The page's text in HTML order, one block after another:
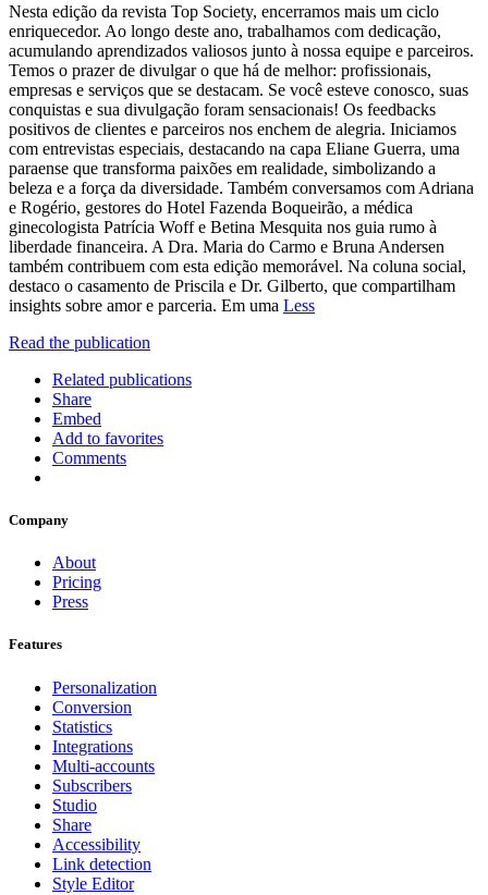
Nesta edição da revista Top Society, encerramos mais um ciclo
enriquecedor. Ao longo deste ano, trabalhamos com dedicação,
acumulando aprendizados valiosos junto à nossa equipe e parceiros.
Temos o prazer de divulgar o que há de melhor: profissionais,
empresas e serviços que se destacam. Se você esteve conosco, suas
conquistas e sua divulgação foram sensacionais! Os feedbacks
positivos de clientes e parceiros nos enchem de alegria. Iniciamos
com entrevistas especiais, destacando na capa Eliane Guerra, uma
paraense que transforma paixões em realidade, simbolizando a
beleza e a força da diversidade. Também conversamos com Adriana
e Rogério, gestores do Hotel Fazenda Boqueirão, a médica
ginecologista Patrícia Woff e Betina Mesquita nos guia rumo à
liberdade financeira. A Dra. Maria do Carmo e Bruna Andersen
também contribuem com esta edição memorável. Na coluna social,
destaco o casamento de Priscila e Dr. Gilberto, que compartilham
insights sobre amor e parceria. Em uma Less
Read the publication
Related publications
Share
Embed
Add to favorites
Comments
Company
About
Pricing
Press
Features
Personalization
Conversion
Statistics
Integrations
Multi-accounts
Subscribers
Studio
Share
Accessibility
Link detection
Style Editor